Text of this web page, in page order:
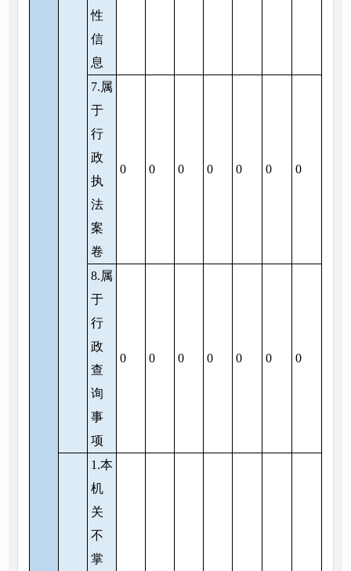
性
信
息
7.属
于
行
政
执
法
案
卷
0 0 0 0 0 0 0
8.属
于
行
政
查
询
事
项
0 0 0 0 0 0 0
1.本
机
关
不
掌